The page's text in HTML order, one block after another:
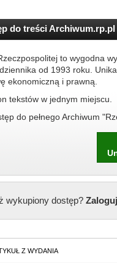
do treści Archiwum.rp.pl
to wygodna
od 1993 roku.
ekonomiczną i prawną.
tekstów w jednym miejscu.
do pełnego Archiwum
wykupiony dostęp?
Z WYDANIA